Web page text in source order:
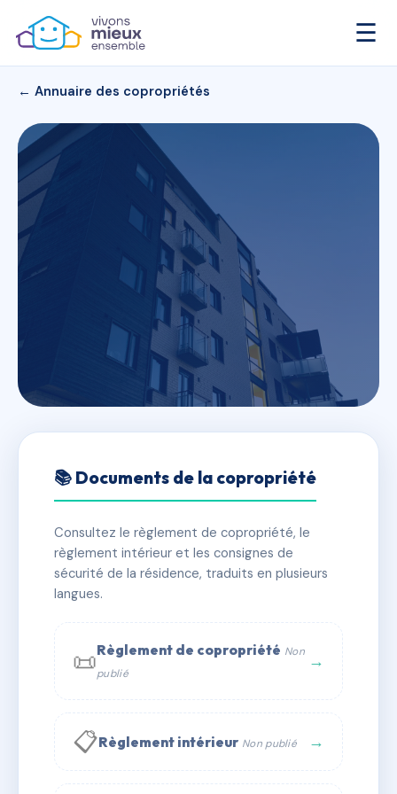
☰
← Annuaire des copropriétés
CHAZELLES II BAT C
✓ Immatriculée 🏠 61 lots 🏗 1 bâtiment(s)
📞 Contacter Syndic Digital
📚 Documents de la copropriété
Consultez le règlement de copropriété, le
règlement intérieur et les consignes de
sécurité de la résidence, traduits en plusieurs
langues.
📜Règlement de copropriété Non
publié
→
📋Règlement intérieur Non publié →